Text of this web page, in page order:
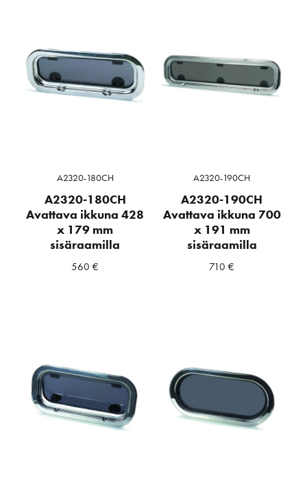
A2320-180CH
A2320-180CH
Avattava ikkuna 428
x 179 mm
sisäraamilla
560€
A2320-190CH
A2320-190CH
Avattava ikkuna 700
x 191 mm
sisäraamilla
710€